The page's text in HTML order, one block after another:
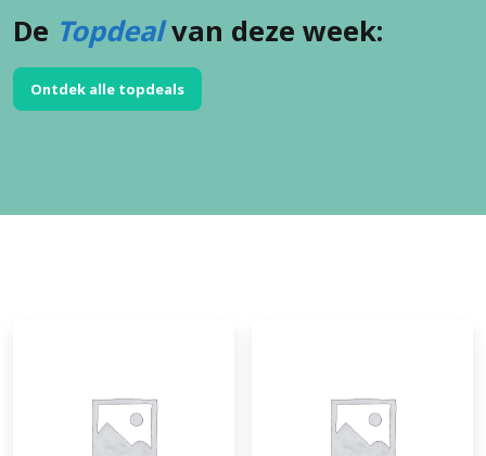
De Topdealvan deze week:
Ontdek alle topdeals